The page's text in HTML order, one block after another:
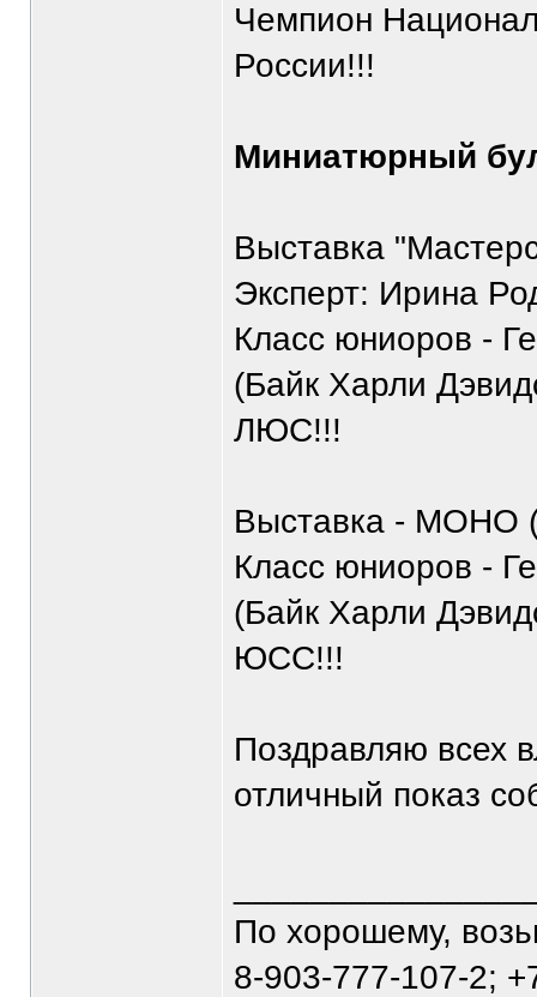
Чемпион
России!!!
Миниатюрный
Выставка
Эксперт: Ирина
Класс юниоров -
(Байк Харли
ЛЮС!!!
Выставка - МОНО
Класс юниоров -
(Байк Харли
ЮСС!!!
Поздравляю всех
отличный показ
По хорошему,
8-903-777-107-2;